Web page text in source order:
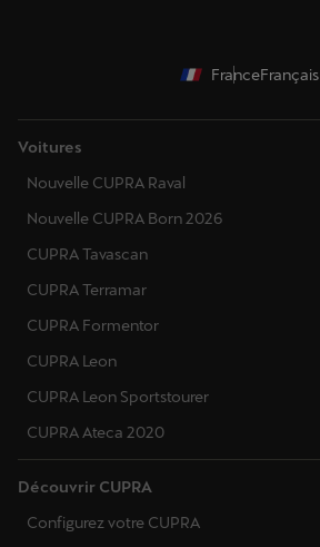
Irlande
Lituanie
Luxembourg
Macédoine du Nord
Malte
Pays-Bas
Norvège
FranceFrançais
Voitures
Nouvelle CUPRA Raval
Nouvelle CUPRA Born 2026
CUPRA Tavascan
CUPRA Terramar
CUPRA Formentor
CUPRA Leon
CUPRA Leon Sportstourer
CUPRA Ateca 2020
Découvrir CUPRA
Configurez votre CUPRA